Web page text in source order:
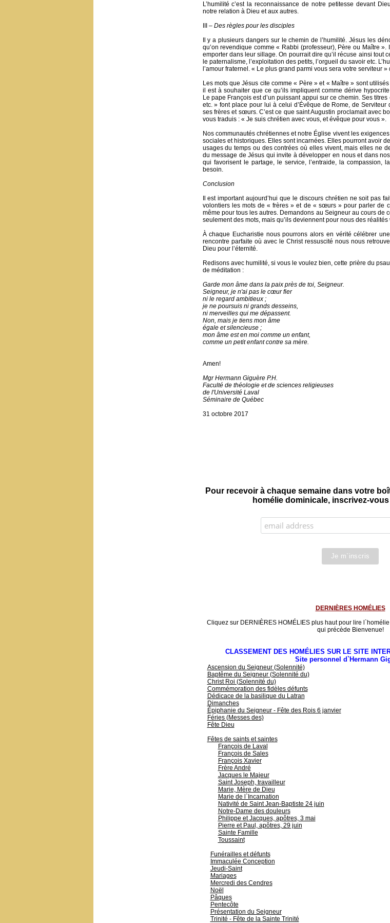
L’humilité c’est la reconnaissance de notre petitesse devant
notre relation à Dieu et aux autres.
III – Des règles pour les disciples
Il y a plusieurs dangers sur le chemin de l’humilité. Jésus les
qu’on revendique comme « Rabbi (professeur), Père ou Maître
emporter dans leur sillage. On pourrait dire qu’il récuse ainsi tout
le paternalisme, l’exploitation des petits, l’orgueil du savoir etc.
l’amour fraternel. « Le plus grand parmi vous sera votre serviteur »
Les mots que Jésus cite comme « Père » et « Maître » sont
il est à souhaiter que ce qu’ils impliquent comme dérive
Le pape François est d’un puissant appui sur ce chemin. Ses
etc. » font place pour lui à celui d’Évêque de Rome, de
ses frères et sœurs. C’est ce que saint Augustin proclamait avec
vous traduis : « Je suis chrétien avec vous, et évêque pour vous ».
Nos communautés chrétiennes et notre Église vivent les
sociales et historiques. Elles sont incarnées. Elles pourront avoir
usages du temps ou des contrées où elles vivent, mais elles ne
du message de Jésus qui invite à développer en nous et dans
qui favorisent le partage, le service, l’entraide, la compassion,
besoin.
Conclusion
Il est important aujourd’hui que le discours chrétien ne soit pas
volontiers les mots de « frères » et de « sœurs » pour parler de
même pour tous les autres. Demandons au Seigneur au cours de
seulement des mots, mais qu’ils deviennent pour nous des
À chaque Eucharistie nous pourrons alors en vérité célébrer
rencontre parfaite où avec le Christ ressuscité nous nous
Dieu pour l’éternité.
Redisons avec humilité, si vous le voulez bien, cette prière du
de méditation :
Garde mon âme dans la paix près de toi, Seigneur.
Seigneur, je n'ai pas le cœur fier
ni le regard ambitieux ;
je ne poursuis ni grands desseins,
ni merveilles qui me dépassent.
Non, mais je tiens mon âme
égale et silencieuse ;
mon âme est en moi comme un enfant,
comme un petit enfant contre sa mère.
Amen!
Mgr Hermann Giguère P.H.
Faculté de théologie et de sciences religieuses
de l'Université Laval
Séminaire de Québec
31 octobre 2017
Pour recevoir à chaque semaine dans votre
homélie dominicale, inscrivez-
DERNIÈRES HOMÉLIES
Cliquez sur DERNIÈRES HOMÉLIES plus haut pour lire
qui précède Bienvenue!
CLASSEMENT DES HOMÉLIES SUR LE SITE
Site personnel d`Hermann
Ascension du Seigneur (Solennité)
Baptême du Seigneur (Solennité du)
Christ Roi (Solennité du)
Commémoration des fidèles défunts
Dédicace de la basilique du Latran
Dimanches
Épiphanie du Seigneur - Fête des Rois 6 janvier
Féries (Messes des)
Fête Dieu
Fêtes de saints et saintes
François de Laval
François de Sales
François Xavier
Frère André
Jacques le Majeur
Saint Joseph, travailleur
Marie, Mère de Dieu
Marie de l`Incarnation
Nativité de Saint Jean-Baptiste 24 juin
Notre-Dame des douleurs
Philippe et Jacques, apôtres, 3 mai
Pierre et Paul, apôtres, 29 juin
Sainte Famille
Toussaint
Funérailles et défunts
Immaculée Conception
Jeudi-Saint
Mariages
Mercredi des Cendres
Noël
Pâques
Pentecôte
Présentation du Seigneur
Trinité - Fête de la Sainte Trinité